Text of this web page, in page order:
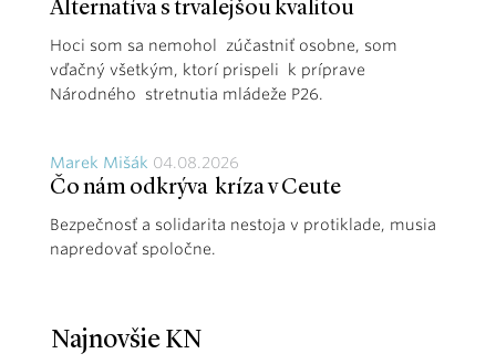
Alternatíva s trvalejšou kvalitou
Hoci som sa nemohol zúčastniť osobne, som
vďačný všetkým, ktorí prispeli k príprave
Národného stretnutia mládeže P26.
Marek Mišák 04.08.2026
Čo nám odkrýva kríza v Ceute
Bezpečnosť a solidarita nestoja v protiklade, musia
napredovať spoločne.
Najnovšie KN